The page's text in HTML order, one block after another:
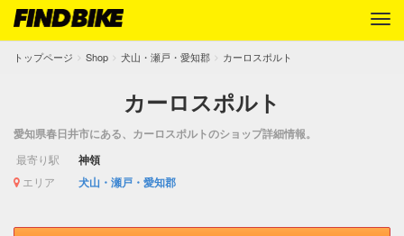
トップページ Shop 犬山・瀬戸・愛知郡 カーロスポルト
カーロスポルト
愛知県春日井市にある、カーロスポルトのショップ詳細情報。
最寄り駅 神領
エリア 犬山・瀬戸・愛知郡